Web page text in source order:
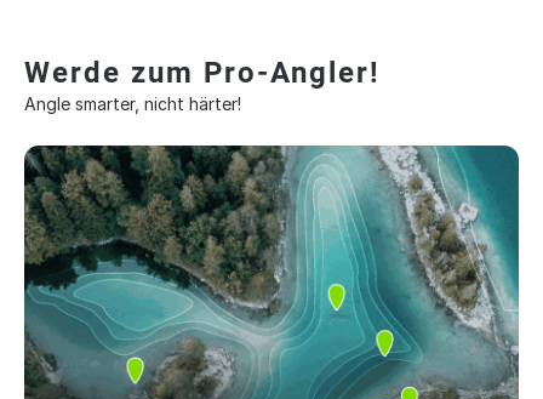
Werde zum Pro-Angler!
Angle smarter, nicht härter!